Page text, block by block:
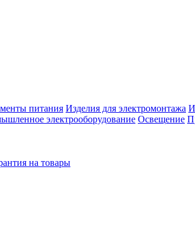
питания Изделия для электромонтажа
электрооборудование Освещение
на товары